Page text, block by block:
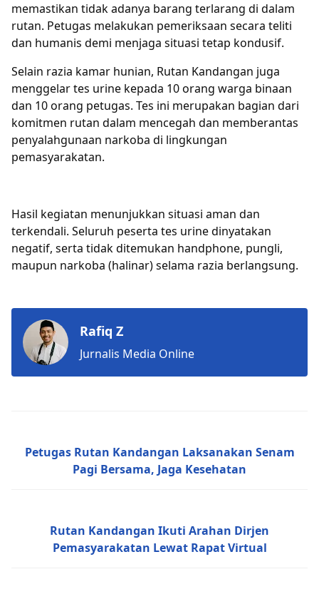
memastikan tidak adanya barang terlarang di dalam
rutan. Petugas melakukan pemeriksaan secara teliti
dan humanis demi menjaga situasi tetap kondusif.
Selain razia kamar hunian, Rutan Kandangan juga
menggelar tes urine kepada 10 orang warga binaan
dan 10 orang petugas. Tes ini merupakan bagian dari
komitmen rutan dalam mencegah dan memberantas
penyalahgunaan narkoba di lingkungan
pemasyarakatan.
Hasil kegiatan menunjukkan situasi aman dan
terkendali. Seluruh peserta tes urine dinyatakan
negatif, serta tidak ditemukan handphone, pungli,
maupun narkoba (halinar) selama razia berlangsung.
Rafiq Z
Jurnalis Media Online
Petugas Rutan Kandangan Laksanakan Senam
Pagi Bersama, Jaga Kesehatan
Rutan Kandangan Ikuti Arahan Dirjen
Pemasyarakatan Lewat Rapat Virtual